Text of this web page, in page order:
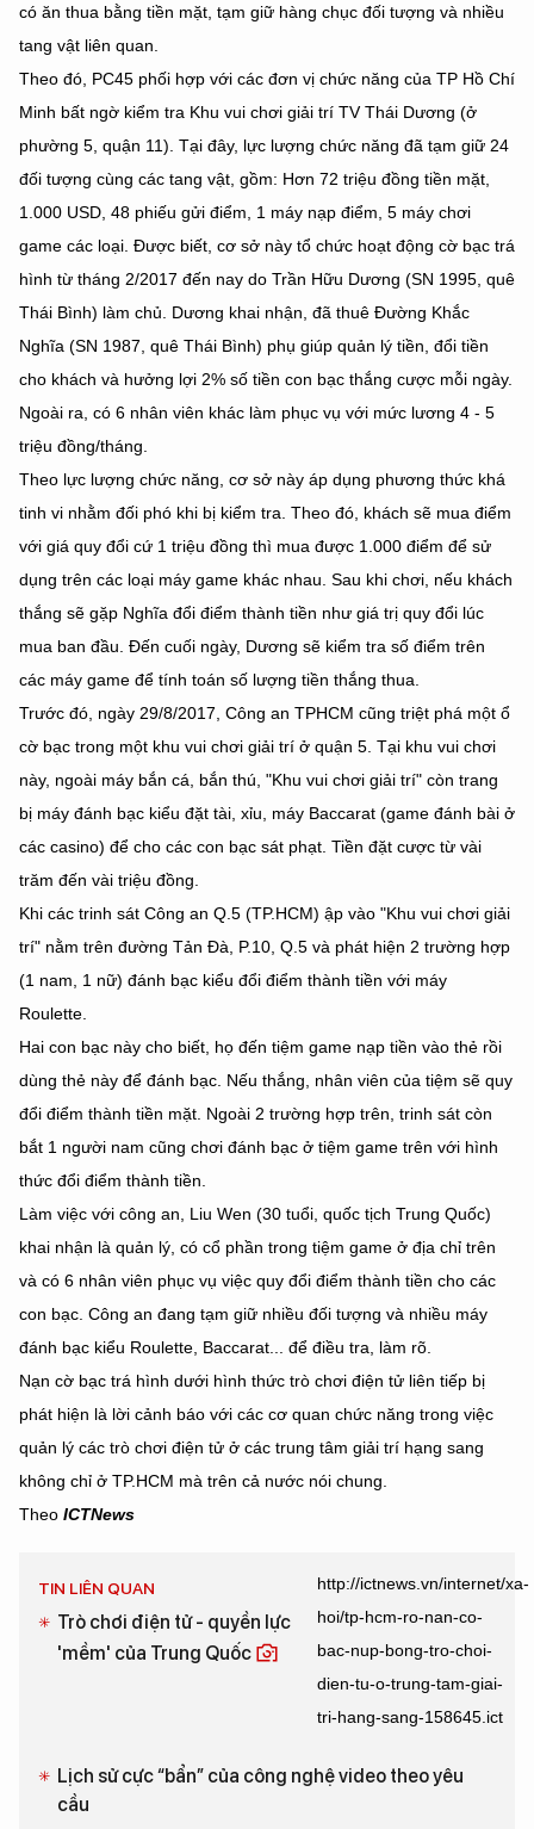
có ăn thua bằng tiền mặt, tạm giữ hàng chục đối tượng và nhiều
tang vật liên quan.
Theo đó, PC45 phối hợp với các đơn vị chức năng của TP Hồ Chí
Minh bất ngờ kiểm tra Khu vui chơi giải trí TV Thái Dương (ở
phường 5, quận 11). Tại đây, lực lượng chức năng đã tạm giữ 24
đối tượng cùng các tang vật, gồm: Hơn 72 triệu đồng tiền mặt,
1.000 USD, 48 phiếu gửi điểm, 1 máy nạp điểm, 5 máy chơi
game các loại. Được biết, cơ sở này tổ chức hoạt động cờ bạc trá
hình từ tháng 2/2017 đến nay do Trần Hữu Dương (SN 1995, quê
Thái Bình) làm chủ. Dương khai nhận, đã thuê Đường Khắc
Nghĩa (SN 1987, quê Thái Bình) phụ giúp quản lý tiền, đổi tiền
cho khách và hưởng lợi 2% số tiền con bạc thắng cược mỗi ngày.
Ngoài ra, có 6 nhân viên khác làm phục vụ với mức lương 4 - 5
triệu đồng/tháng.
Theo lực lượng chức năng, cơ sở này áp dụng phương thức khá
tinh vi nhằm đối phó khi bị kiểm tra. Theo đó, khách sẽ mua điểm
với giá quy đổi cứ 1 triệu đồng thì mua được 1.000 điểm để sử
dụng trên các loại máy game khác nhau. Sau khi chơi, nếu khách
thắng sẽ gặp Nghĩa đổi điểm thành tiền như giá trị quy đổi lúc
mua ban đầu. Đến cuối ngày, Dương sẽ kiểm tra số điểm trên
các máy game để tính toán số lượng tiền thắng thua.
Trước đó, ngày 29/8/2017, Công an TPHCM cũng triệt phá một ổ
cờ bạc trong một khu vui chơi giải trí ở quận 5. Tại khu vui chơi
này, ngoài máy bắn cá, bắn thú, "Khu vui chơi giải trí" còn trang
bị máy đánh bạc kiểu đặt tài, xỉu, máy Baccarat (game đánh bài ở
các casino) để cho các con bạc sát phạt. Tiền đặt cược từ vài
trăm đến vài triệu đồng.
Khi các trinh sát Công an Q.5 (TP.HCM) ập vào "Khu vui chơi giải
trí" nằm trên đường Tản Đà, P.10, Q.5 và phát hiện 2 trường hợp
(1 nam, 1 nữ) đánh bạc kiểu đổi điểm thành tiền với máy
Roulette.
Hai con bạc này cho biết, họ đến tiệm game nạp tiền vào thẻ rồi
dùng thẻ này để đánh bạc. Nếu thắng, nhân viên của tiệm sẽ quy
đổi điểm thành tiền mặt. Ngoài 2 trường hợp trên, trinh sát còn
bắt 1 người nam cũng chơi đánh bạc ở tiệm game trên với hình
thức đổi điểm thành tiền.
Làm việc với công an, Liu Wen (30 tuổi, quốc tịch Trung Quốc)
khai nhận là quản lý, có cổ phần trong tiệm game ở địa chỉ trên
và có 6 nhân viên phục vụ việc quy đổi điểm thành tiền cho các
con bạc. Công an đang tạm giữ nhiều đối tượng và nhiều máy
đánh bạc kiểu Roulette, Baccarat... để điều tra, làm rõ.
Nạn cờ bạc trá hình dưới hình thức trò chơi điện tử liên tiếp bị
phát hiện là lời cảnh báo với các cơ quan chức năng trong việc
quản lý các trò chơi điện tử ở các trung tâm giải trí hạng sang
không chỉ ở TP.HCM mà trên cả nước nói chung.
Theo ICTNews
http://ictnews.vn/internet/xa-
hoi/tp-hcm-ro-nan-co-
bac-nup-bong-tro-choi-
dien-tu-o-trung-tam-giai-
tri-hang-sang-158645.ict
TIN LIÊN QUAN
Trò chơi điện tử - quyền lực
'mềm' của Trung Quốc
Lịch sử cực “bẩn” của công nghệ video theo yêu
cầu